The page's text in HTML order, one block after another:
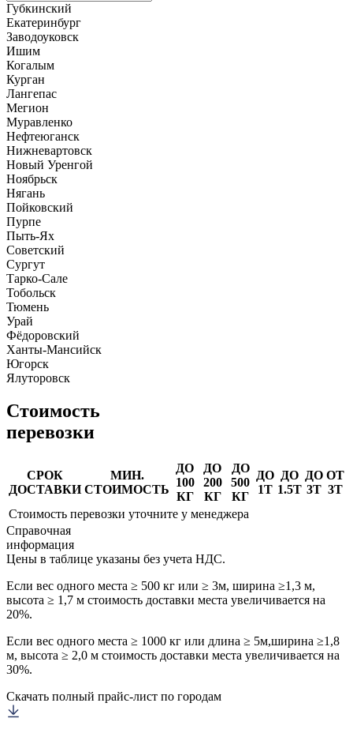
Губкинский
Екатеринбург
Заводоуковск
Ишим
Когалым
Курган
Лангепас
Мегион
Муравленко
Нефтеюганск
Нижневартовск
Новый Уренгой
Ноябрьск
Нягань
Пойковский
Пурпе
Пыть-Ях
Советский
Сургут
Тарко-Сале
Тобольск
Тюмень
Урай
Фёдоровский
Ханты-Мансийск
Югорск
Ялуторовск
Стоимость
перевозки
СРОК
ДОСТАВКИ
МИН.
СТОИМОСТЬ
ДО
100
КГ
ДО
200
КГ
ДО
500
КГ
ДО
1Т
ДО
1.5Т
ДО
3Т
ОТ
3Т
Стоимость перевозки уточните у менеджера
Справочная
информация
Цены в таблице указаны без учета НДС.
Если вес одного места ≥ 500 кг или ≥ 3м, ширина ≥1,3 м,
высота ≥ 1,7 м стоимость доставки места увеличивается на
20%.
Если вес одного места ≥ 1000 кг или длина ≥ 5м,ширина ≥1,8
м, высота ≥ 2,0 м стоимость доставки места увеличивается на
30%.
Скачать полный прайс-лист по городам